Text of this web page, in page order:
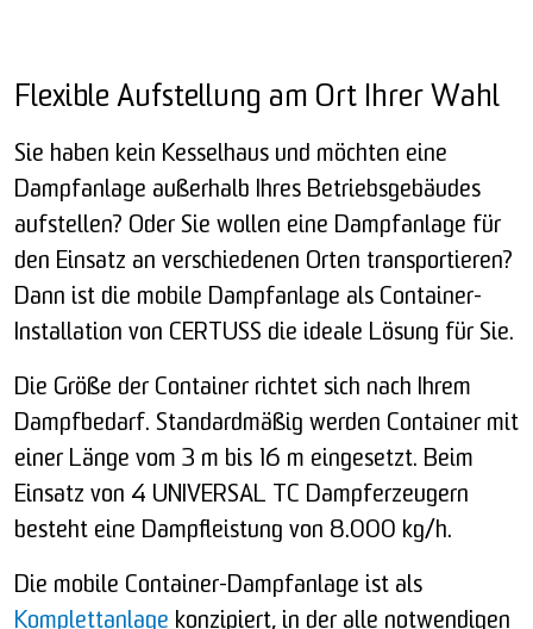
Flexible Aufstellung am Ort Ihrer Wahl
Sie haben kein Kesselhaus und möchten eine
Dampfanlage außerhalb Ihres Betriebsgebäudes
aufstellen? Oder Sie wollen eine Dampfanlage für
den Einsatz an verschiedenen Orten transportieren?
Dann ist die mobile Dampfanlage als Container-
Installation von CERTUSS die ideale Lösung für Sie.
Die Größe der Container richtet sich nach Ihrem
Dampfbedarf. Standardmäßig werden Container mit
einer Länge vom 3 m bis 16 m eingesetzt. Beim
Einsatz von 4 UNIVERSAL TC Dampferzeugern
besteht eine Dampfleistung von 8.000 kg/h.
Die mobile Container-Dampfanlage ist als
Komplettanlage konzipiert, in der alle notwendigen